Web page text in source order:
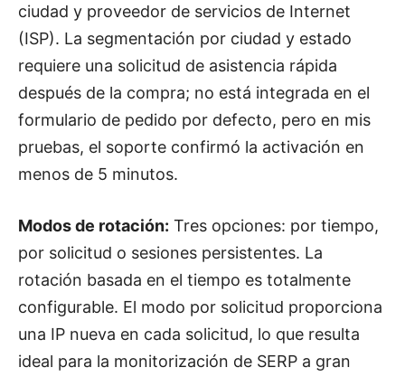
ciudad y proveedor de servicios de Internet
(ISP). La segmentación por ciudad y estado
requiere una solicitud de asistencia rápida
después de la compra; no está integrada en el
formulario de pedido por defecto, pero en mis
pruebas, el soporte confirmó la activación en
menos de 5 minutos.
Modos de rotación: Tres opciones: por tiempo,
por solicitud o sesiones persistentes. La
rotación basada en el tiempo es totalmente
configurable. El modo por solicitud proporciona
una IP nueva en cada solicitud, lo que resulta
ideal para la monitorización de SERP a gran